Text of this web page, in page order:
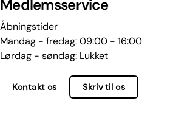
Medlemsservice
Åbningstider
Mandag - fredag: 09:00 - 16:00
Lørdag - søndag: Lukket
Kontakt os Skriv til os